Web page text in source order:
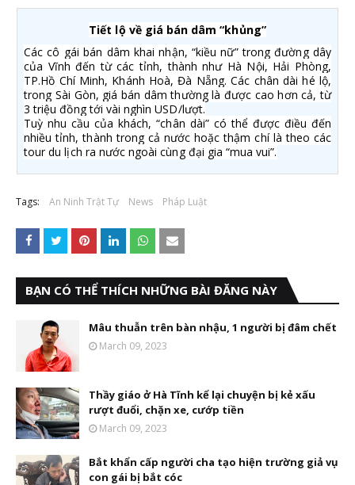
Tiết lộ về giá bán dâm “khủng”
Các cô gái bán dâm khai nhận, “kiều nữ” trong đường dây
của Vĩnh đến từ các tỉnh, thành như Hà Nội, Hải Phòng,
TP.Hồ Chí Minh, Khánh Hoà, Đà Nẵng. Các chân dài hé lộ,
trong Sài Gòn, giá bán dâm thường là được cao hơn cả, từ
3 triệu đồng tới vài nghìn USD/lượt.
Tuỳ nhu cầu của khách, “chân dài” có thể được điều đến
nhiều tỉnh, thành trong cả nước hoặc thậm chí là theo các
tour du lịch ra nước ngoài cùng đại gia “mua vui”.
Tags: An Ninh Trật Tự News Pháp Luật
BẠN CÓ THỂ THÍCH NHỮNG BÀI ĐĂNG NÀY
Mâu thuẫn trên bàn nhậu, 1 người bị đâm chết
March 09, 2023
Thầy giáo ở Hà Tĩnh kể lại chuyện bị kẻ xấu
rượt đuổi, chặn xe, cướp tiền
March 09, 2023
Bắt khẩn cấp người cha tạo hiện trường giả vụ
con gái bị bắt cóc